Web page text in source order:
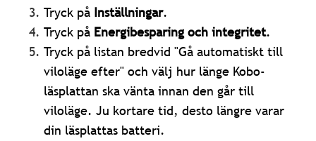
Tryck på Inställningar.
Tryck på Energibesparing och integritet.
Tryck på listan bredvid "Gå automatiskt till
viloläge efter" och välj hur länge Kobo-
läsplattan ska vänta innan den går till
viloläge. Ju kortare tid, desto längre varar
din läsplattas batteri.